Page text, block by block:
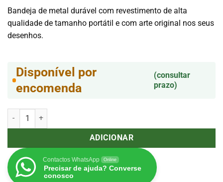
Bandeja de metal durável com revestimento de alta
qualidade de tamanho portátil e com arte original nos seus
desenhos.
Disponível por
encomenda
(consultar
prazo)
Quantidade de Bandeja de Metal Radio Days Serenade The Crowd
ADICIONAR
Contactos WhatsApp Online
Precisar de ajuda? Converse
conosco